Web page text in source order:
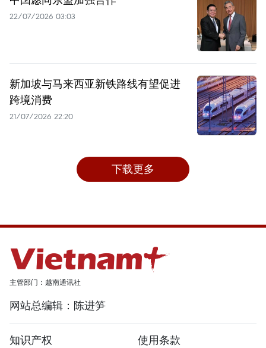
22/07/2026 03:03
新加坡与马来西亚新铁路线有望促进
跨境消费
21/07/2026 22:20
下载更多
主管部门：越南通讯社
网站总编辑：陈进笋
知识产权
使用条款